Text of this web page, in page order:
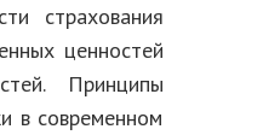
страхования
ценностей
Принципы
в современном